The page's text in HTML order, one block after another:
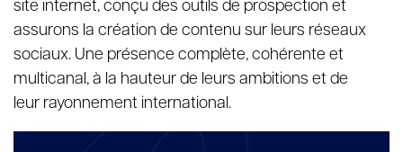
assurons la création de contenu sur leurs réseaux
sociaux. Une présence complète, cohérente et
multicanal, à la hauteur de leurs ambitions et de
leur rayonnement international.